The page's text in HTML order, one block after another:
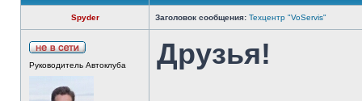
Spyder Заголовок сообщения: Техцентр "VoServis"
Руководитель Автоклуба
Друзья!